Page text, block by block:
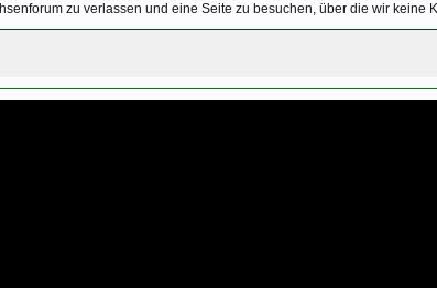
zu verlassen und eine Seite zu besuchen, über die wir